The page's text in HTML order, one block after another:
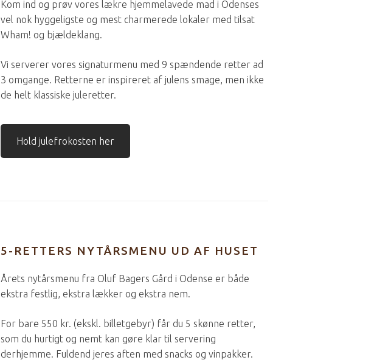
Kom ind og prøv vores lækre hjemmelavede mad i Odenses
vel nok hyggeligste og mest charmerede lokaler med tilsat
Wham! og bjældeklang.
Vi serverer vores signaturmenu med 9 spændende retter ad
3 omgange. Retterne er inspireret af julens smage, men ikke
de helt klassiske juleretter.
Hold julefrokosten her
5-RETTERS NYTÅRSMENU UD AF HUSET
Årets nytårsmenu fra Oluf Bagers Gård i Odense er både
ekstra festlig, ekstra lækker og ekstra nem.
For bare 550 kr. (ekskl. billetgebyr) får du 5 skønne retter,
som du hurtigt og nemt kan gøre klar til servering
derhjemme. Fuldend jeres aften med snacks og vinpakker.